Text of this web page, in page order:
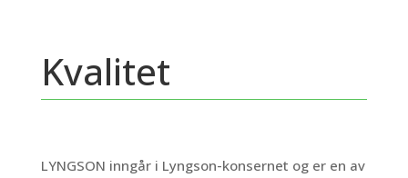
Kvalitet
LYNGSON inngår i Lyngson-konsernet og er en av